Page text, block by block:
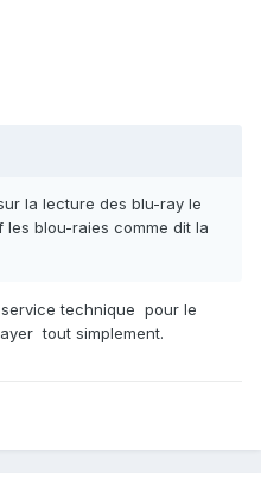
la lecture des blu-ray le
blou-raies comme dit la
technique pour le
tout simplement.